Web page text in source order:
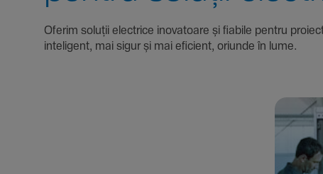
Oferim soluții electrice inova­toare și fiabile
inte­li­gent, mai sigur și mai eficient, oriunde în lume.